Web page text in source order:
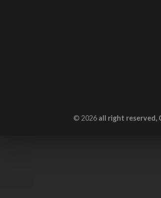
© 2026 all right reserved,